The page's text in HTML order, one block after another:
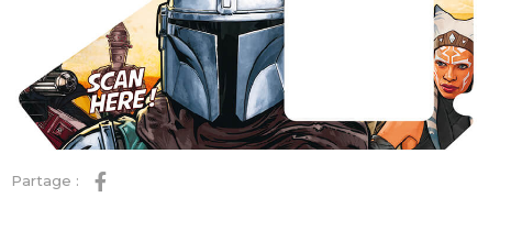
Partage :